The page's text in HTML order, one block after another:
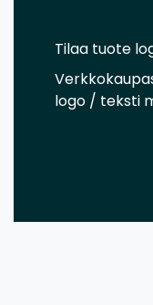
Tilaa tuote
logo / teksti